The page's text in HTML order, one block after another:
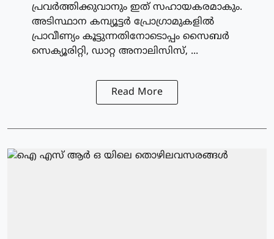
പ്രവര്‍ത്തിക്കുവാനും ഇത് സഹായകരമാകും.
അടിസ്ഥാന കമ്പ്യൂട്ടര്‍ പ്രോഗ്രാമുകളില്‍
പ്രാവീണ്യം കൂട്ടുന്നതിനോടൊപ്പം സൈബര്‍
സെക്യൂരിറ്റി, ഡാറ്റ അനാലിസിസ്, ...
Read More